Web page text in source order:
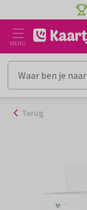
naar
inhoud
MENU
Terug